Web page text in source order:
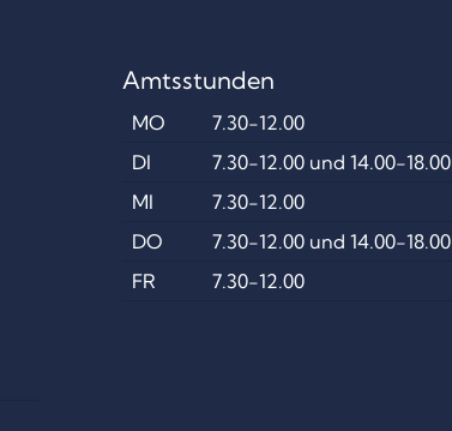
Amtsstunden
MO
7.30-12.00
DI
7.30-12.00 und 14.00-18.00
MI
7.30-12.00
DO
7.30-12.00 und 14.00-18.00
FR
7.30-12.00